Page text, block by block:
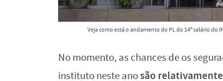
Veja como está o andamento do PL do 14º salário do
No momento, as chances de os
instituto neste anosão